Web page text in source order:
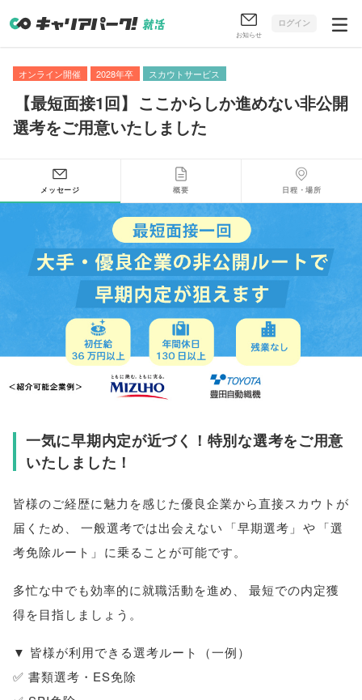
お知らせ
ログイン
オンライン開催 2028年卒 スカウトサービス
【最短面接1回】 ここからしか進めない非公開
選考をご用意いたしました
メッセージ 概要 日程・場所
一気に早期内定が近づく！特別な選考をご用意
いたしました！
皆様のご経歴に魅力を感じた優良企業から直接スカウトが
届くため
一般選考では出会えない 「早期選考 」 や 「選
考免除ルート 」 に乗ることが可能です。
多忙な中でも効率的に就職活動を進め
最短での内定獲
得を目指しましょう 。
▼ 皆様が利用できる選考ルート （一例）
✅ 書類選考・ES免除